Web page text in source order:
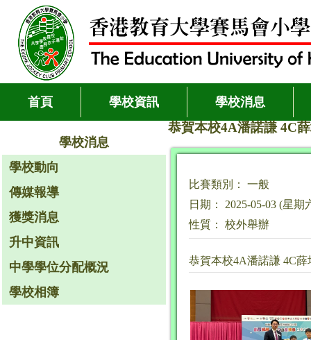
首頁 學校資訊 學校消息
學校消息
學校動向
傳媒報導
獲獎消息
升中資訊
中學學位分配概況
學校相簿
恭賀本校4A潘諾謙 4C
比賽類別： 一般
日期： 2025-05-03 (星期
性質： 校外舉辦
恭賀本校4A潘諾謙 4C